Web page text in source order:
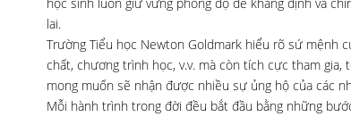
lai.
Trường Tiểu học Newton Goldmark hiểu rõ sứ mệnh
chất, chương trình học, v.v. mà còn tích cực tham
mong muốn sẽ nhận được nhiều sự ủng hộ của các
Mỗi hành trình trong đời đều bắt đầu bằng những